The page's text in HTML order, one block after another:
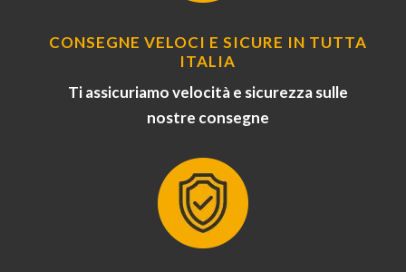
CONSEGNE VELOCI E SICURE IN TUTTA
ITALIA
Ti assicuriamo velocità e sicurezza sulle
nostre consegne